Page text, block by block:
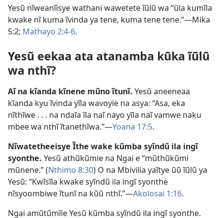
Yesũ nĩweanĩisye wathani wawetete ĩũlũ wa “ũla kumĩla
kwake nĩ kuma ĩvinda ya tene, kuma tene tene.”—Mika
5:2; Mathayo 2:4-6.
Yesũ eekaa ata atanamba kũka ĩũlũ
wa nthĩ?
Aĩ na kĩanda kĩnene mũno ĩtunĩ. Yesũ aneeneaa
kĩanda kyu ĩvinda yĩla wavoyie na asya: “Asa, eka
nĩthĩwe . . . na ndaĩa ĩla naĩ nayo yĩla naĩ vamwe naku
mbee wa nthĩ ĩtanethĩwa.”—Yoana 17:5.
Nĩwatetheeisye Ĩthe wake kũmba syĩndũ ila ingĩ
syonthe. Yesũ athũkũmie na Ngai e “mũthũkũmi
mũnene.” (Nthimo 8:30) O na Mbivilia yaĩtye ũũ ĩũlũ ya
Yesũ: “Kwĩsĩla kwake syĩndũ ila ingĩ syonthe
nĩsyoombiwe ĩtunĩ na kũũ nthĩ.”—Akolosai 1:16.
Ngai amũtũmĩie Yesũ kũmba syĩndũ ila ingĩ syonthe.